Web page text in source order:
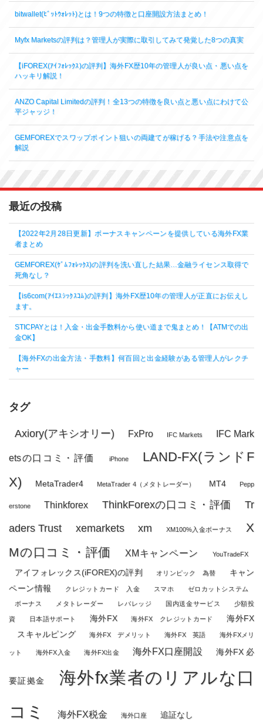
bitwallet(ﾋﾞｯﾄｳｫﾚｯﾄ)とは！9つの特徴と口座開設方法まとめ！
Myfx Marketsの評判は？管理人が実際に取引してみて発覚した8つの真実
【iFOREX(ｱｲﾌｫﾚｯｸｽ)の評判】海外FX歴10年の管理人が良い点・悪い点を
ハッキリ解説！
ANZO Capital Limitedの評判！全13つの特徴を良い点と悪い点にわけて公
平ジャッジ！
GEMFOREXでスワップポイント狙いの両建てが稼げる？手法や注意点を
解説
最近の投稿
【2022年2月28日更新】ボーナスキャンペーンを提供している海外FX業
者まとめ
GEMFOREX(ｹﾞﾑﾌｫﾚｯｸｽ)の評判を洗い直した結果…金融ライセンス取得で
死角なし？
【is6com(ｱｲｴｽｼｯｸｽｺﾑ)の評判】海外FX歴10年の管理人が正直にお伝えし
ます。
STICPAYとは！入金・出金手数料から使い道まで鬼まとめ！【ATMでの出
金OK】
【海外FXの出金方法・手数料】何百回と出金経験がある管理人がレクチ
ャー
タグ
Axiory(アキシオリー) FxPro IFC Markets IFC Mark
etsの口コミ・評価 iPhone
LAND-FX(ランドF
X)
MetaTrader4 MetaTrader 4（メタトレーダー） MT4 Pepp
erstone Thinkforex ThinkForexの口コミ・評価
Tr
aders Trust
xemarkets xm XM100%入金ボーナス
X
Mの口コミ・評価
XMキャンペーン YouTradeFX
アイフォレックス(iFOREX)の評判 オリンピック 為替
キャン
ペーン情報
クレジットカード 入金 スマホ ゼロカットシステム
ボーナス メタトレーダー レバレッジ 国内送金サービス 少額投
資 日本語サポート 海外FX 海外FX クレジットカード
海外FX
スキャルピング
海外FX デメリット 海外FX 英語 海外FXメリ
ット 海外FX入金 海外FX出金 海外FX口座開設 海外FX 必
要証拠金
海外fx業者のリアルな口
コミ
海外FX税金 海外口座 追証なし